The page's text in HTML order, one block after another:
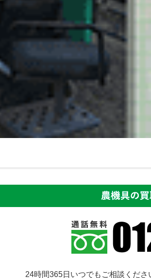
24時間365日いつでもご相談くださ